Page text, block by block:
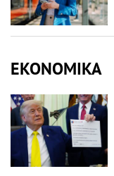
EKONOMIKA